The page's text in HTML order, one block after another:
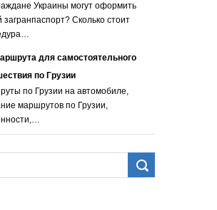
Украины могут оформить
загранпаспорт? Сколько стоит
для самостоятельного
по Грузии
по Грузии на автомобиле,
маршрутов по Грузии,